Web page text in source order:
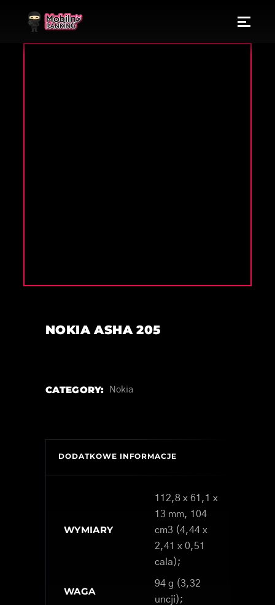
NOKIA ASHA 205
CATEGORY: Nokia
DODATKOWE INFORMACJE
WYMIARY
112,8 x 61,1 x
13 mm, 104
cm3 (4,44 x
2,41 x 0,51
cala);
WAGA
94 g (3,32
uncji);